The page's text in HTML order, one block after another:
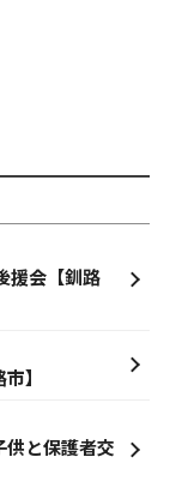
援会【釧路
】
と保護者交